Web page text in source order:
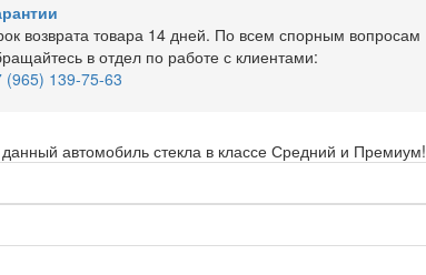
возврата товара 14 дней. По всем спорным вопросам
в отдел по работе с клиентами:
(965) 139-75-63
автомобиль стекла в классе Средний и Премиум!